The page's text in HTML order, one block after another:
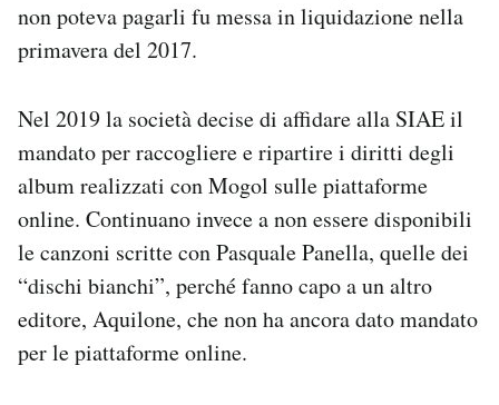
non poteva pagarli fu messa in liquidazione nella
primavera del 2017.
Nel 2019 la società decise di affidare alla SIAE il
mandato per raccogliere e ripartire i diritti degli
album realizzati con Mogol sulle piattaforme
online. Continuano invece a non essere disponibili
le canzoni scritte con Pasquale Panella, quelle dei
“dischi bianchi”, perché fanno capo a un altro
editore, Aquilone, che non ha ancora dato mandato
per le piattaforme online.